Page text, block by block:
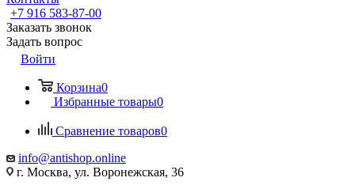
+7 916 583-87-00
Заказать звонок
Задать вопрос
Войти
Корзина0
Избранные товары0
Сравнение товаров0
info@antishop.online
г. Москва, ул. Воронежская, 36